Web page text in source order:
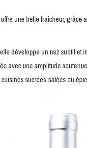
une belle fraîcheur,
développe un nez subtil et
avec une amplitude
sucrées-salées ou